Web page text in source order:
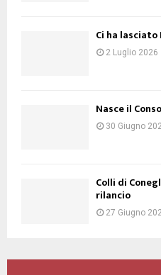
Ci ha lasciato
2 Luglio 2026
Nasce il
30 Giugno
Colli di
rilancio
27 Giugno